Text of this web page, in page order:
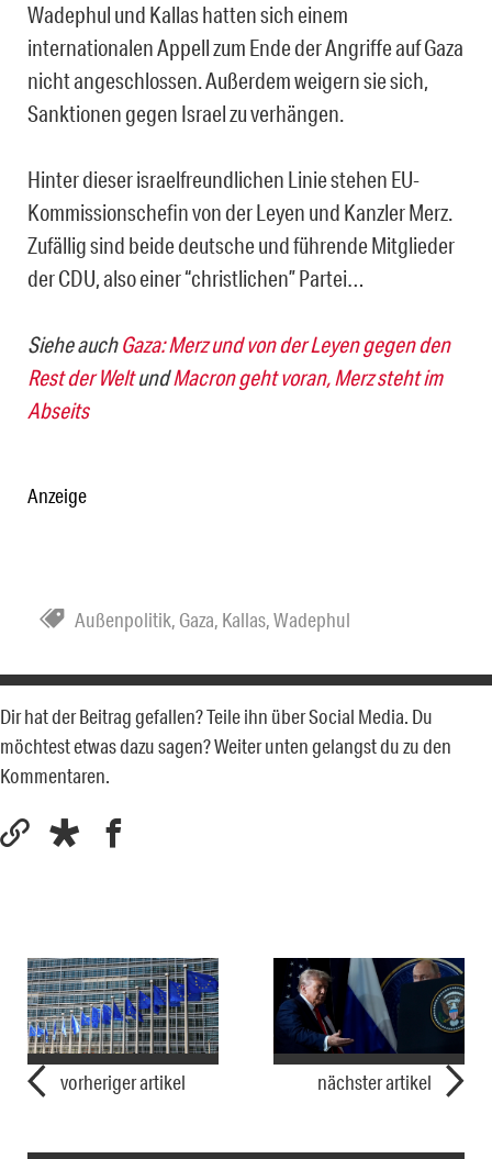
Wadephul und Kallas hatten sich einem
internationalen Appell zum Ende der Angriffe auf Gaza
nicht angeschlossen. Außerdem weigern sie sich,
Sanktionen gegen Israel zu verhängen.
Hinter dieser israelfreundlichen Linie stehen EU-
Kommissionschefin von der Leyen und Kanzler Merz.
Zufällig sind beide deutsche und führende Mitglieder
der CDU, also einer “christlichen” Partei…
Siehe auchGaza: Merz und von der Leyen gegen den
Rest der Welt undMacron geht voran, Merz steht im
Abseits
Anzeige
Außenpolitik, Gaza, Kallas,Wadephul
Dir hat der Beitrag gefallen? Teile ihn über Social Media. Du
möchtest etwas dazu sagen? Weiter unten gelangst du zu den
Kommentaren.
vorheriger artikel nächster artikel